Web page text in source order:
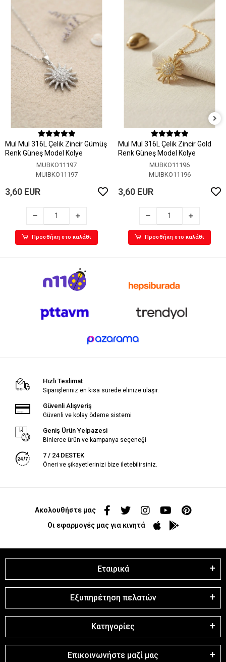
MuI MuI 316L Çelik Zincir Gümüş
Renk Güneş Model Kolye
MUBKO11197
MUIBKO11197
3,60 EUR
Προσθήκη στο καλάθι
MuI MuI 316L Çelik Zincir Gold
Renk Güneş Model Kolye
MUBKO11196
MUIBKO11196
3,60 EUR
Προσθήκη στο καλάθι
Hızlı Teslimat
Siparişleriniz en kısa sürede elinize ulaşır.
Güvenli Alışveriş
Güvenli ve kolay ödeme sistemi
Geniş Ürün Yelpazesi
Binlerce ürün ve kampanya seçeneği
7 / 24 DESTEK
Öneri ve şikayetlerinizi bize iletebilirsiniz.
Ακολουθήστε μας
Οι εφαρμογές μας για κινητά
Εταιρικά
Εξυπηρέτηση πελατών
Κατηγορίες
Επικοινωνήστε μαζί μας